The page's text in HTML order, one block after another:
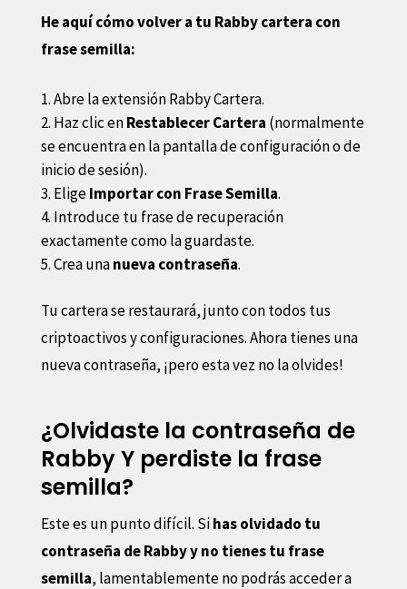
He aquí cómo volver a tu Rabby cartera con
frase semilla:
Abre la extensión Rabby Cartera.
Haz clic enRestablecer Cartera (normalmente
se encuentra en la pantalla de configuración o de
inicio de sesión).
EligeImportar con Frase Semilla.
Introduce tu frase de recuperación
exactamente como la guardaste.
Crea unanueva contraseña.
Tu cartera se restaurará, junto con todos tus
criptoactivos y configuraciones. Ahora tienes una
nueva contraseña, ¡pero esta vez no la olvides!
¿Olvidaste la contraseña de
Rabby Y perdiste la frase
semilla?
Este es un punto difícil. Sihas olvidado tu
contraseña de Rabby y no tienes tu frase
semilla, lamentablemente no podrás acceder a